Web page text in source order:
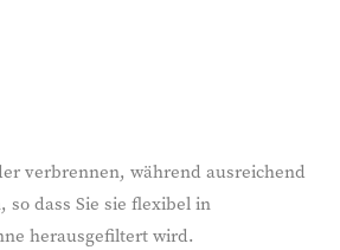
verbrennen, während ausreichend
dass Sie sie flexibel in
herausgefiltert wird.